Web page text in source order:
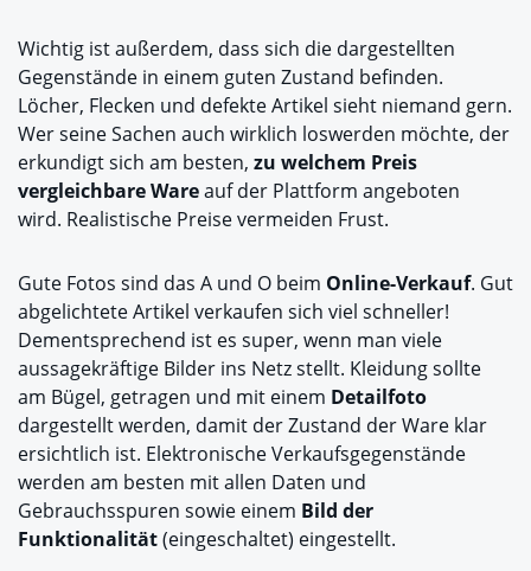
Wichtig ist außerdem, dass sich die dargestellten
Gegenstände in einem guten Zustand befinden.
Löcher, Flecken und defekte Artikel sieht niemand gern.
Wer seine Sachen auch wirklich loswerden möchte, der
erkundigt sich am besten, zu welchem Preis
vergleichbare Wareauf der Plattform angeboten
wird. Realistische Preise vermeiden Frust.
Gute Fotos sind das A und O beim Online-Verkauf. Gut
abgelichtete Artikel verkaufen sich viel schneller!
Dementsprechend ist es super, wenn man viele
aussagekräftige Bilder ins Netz stellt. Kleidung sollte
am Bügel, getragen und mit einem Detailfoto
dargestellt werden, damit der Zustand der Ware klar
ersichtlich ist. Elektronische Verkaufsgegenstände
werden am besten mit allen Daten und
Gebrauchsspuren sowie einem Bild der
Funktionalität(eingeschaltet) eingestellt.